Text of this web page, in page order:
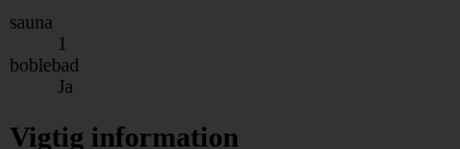
sauna
1
boblebad
Ja
Vigtig information